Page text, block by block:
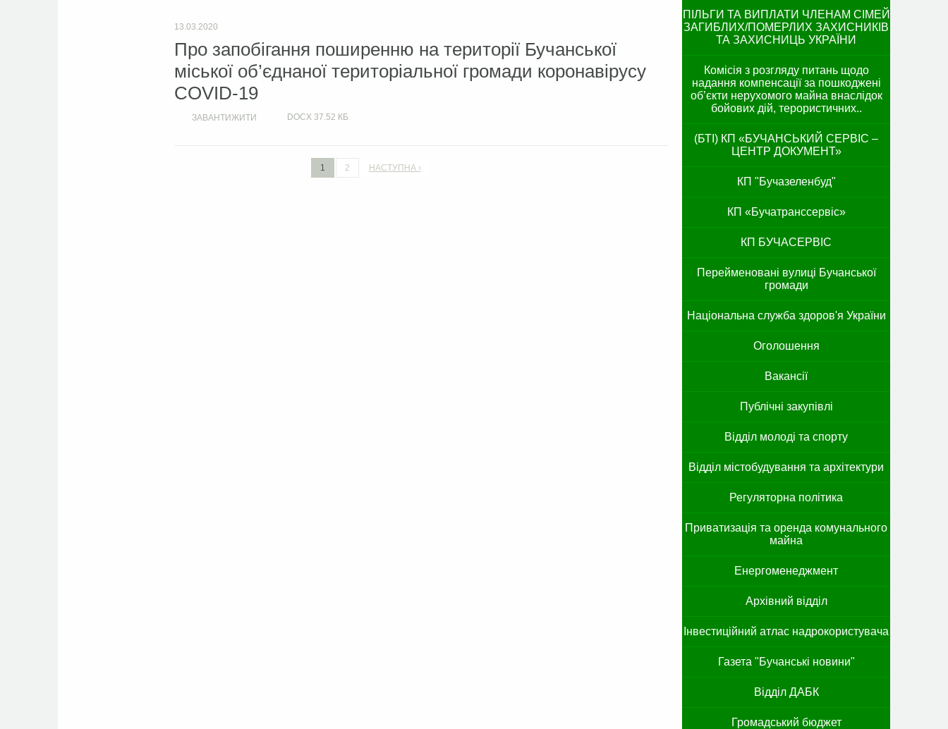
13.03.2020
Про запобігання поширенню на території Бучанської
міської об’єднаної територіальної громади коронавірусу
COVID-19
ЗАВАНТИЖИТИ DOCX 37.52 КБ
1 2 НАСТУПНА ›
ПІЛЬГИ ТА ВИПЛАТИ ЧЛЕНАМ СІМЕЙ
ЗАГИБЛИХ/ПОМЕРЛИХ ЗАХИСНИКІВ
ТА ЗАХИСНИЦЬ УКРАЇНИ
Комісія з розгляду питань щодо
надання компенсації за пошкоджені
об’єкти нерухомого майна внаслідок
бойових дій, терористичних..
(БТІ) КП «БУЧАНСЬКИЙ СЕРВІС –
ЦЕНТР ДОКУМЕНТ»
КП "Бучазеленбуд"
КП «Бучатранссервіс»
КП БУЧАСЕРВІС
Перейменовані вулиці Бучанської
громади
Національна служба здоров'я України
Оголошення
Вакансії
Публічні закупівлі
Відділ молоді та спорту
Відділ містобудування та архітектури
Регуляторна політика
Приватизація та оренда комунального
майна
Енергоменеджмент
Архівний відділ
Інвестиційний атлас надрокористувача
Газета "Бучанські новини"
Відділ ДАБК
Громадський бюджет